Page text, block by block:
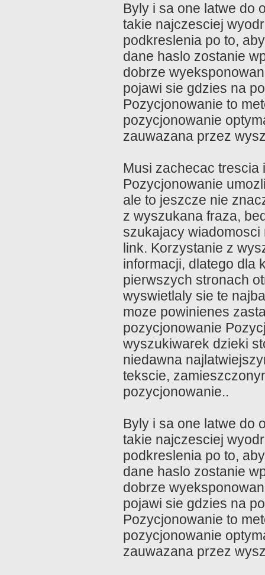
Byly i sa one latwe do
takie najczesciej
podkreslenia po to,
dane haslo zostanie
dobrze
pojawi sie gdzies na
Pozycjonowanie to
pozycjonowanie
zauwazana przez
Musi zachecac trescia
Pozycjonowanie
ale to jeszcze nie
z wyszukana fraza,
szukajacy
link. Korzystanie z
informacji, dlatego dla
pierwszych stronach
wyswietlaly sie te
moze powinienes
pozycjonowanie
wyszukiwarek dzieki
niedawna
tekscie,
pozycjonowanie..
Byly i sa one latwe do
takie najczesciej
podkreslenia po to,
dane haslo zostanie
dobrze
pojawi sie gdzies na
Pozycjonowanie to
pozycjonowanie
zauwazana przez